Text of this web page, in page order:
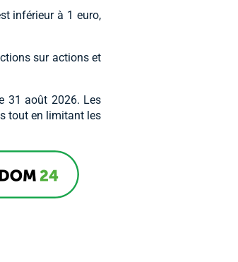
inférieur à 1 euro,
sur actions et
31 août 2026. Les
tout en limitant les